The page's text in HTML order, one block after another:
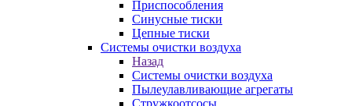
Приспособления
Синусные тиски
Цепные тиски
Системы очистки воздуха
Назад
Системы очистки воздуха
Пылеулавливающие агрегаты
Стружкоотсосы